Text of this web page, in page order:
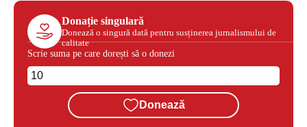
Donație singulară
Donează o singură dată pentru susținerea jurnalismului de
calitate
Scrie suma pe care dorești să o donezi
Donează